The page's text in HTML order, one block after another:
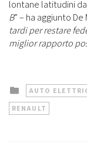
lontane latitudini
B” – ha aggiunto De
tardi per restare
miglior rapporto
Posted
in
AUTO
RENAULT